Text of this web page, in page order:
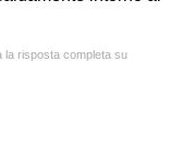
la risposta completa su